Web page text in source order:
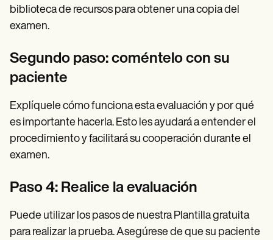
biblioteca de recursos para obtener una copia del
examen.
Segundo paso: coméntelo con su
paciente
Explíquele cómo funciona esta evaluación y por qué
es importante hacerla. Esto les ayudará a entender el
procedimiento y facilitará su cooperación durante el
examen.
Paso 4: Realice la evaluación
Puede utilizar los pasos de nuestra Plantilla gratuita
para realizar la prueba. Asegúrese de que su paciente